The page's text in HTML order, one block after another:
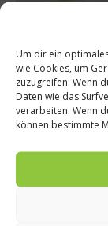
Um dir ein
wie Cookies, um
zuzugreifen. Wenn
Daten wie das
verarbeiten. Wenn
können bestimmte
Ähnliche